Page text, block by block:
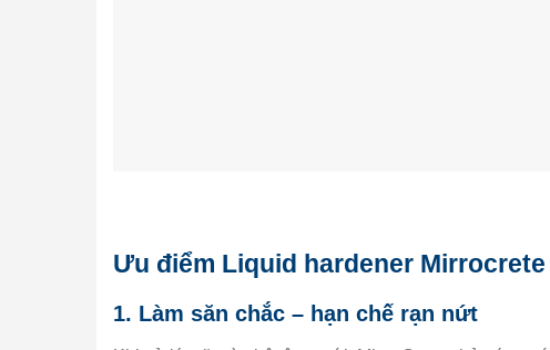
Ưu điểm Liquid hardener Mirrocrete
1. Làm săn chắc – hạn chế rạn nứt